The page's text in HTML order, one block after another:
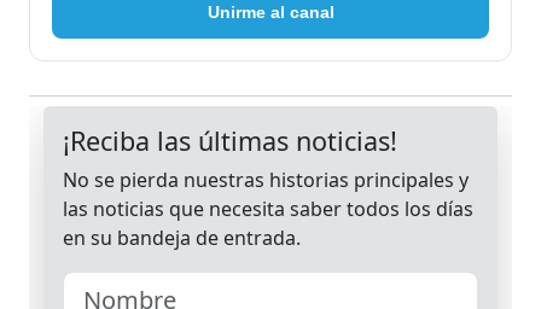
Unirme al canal